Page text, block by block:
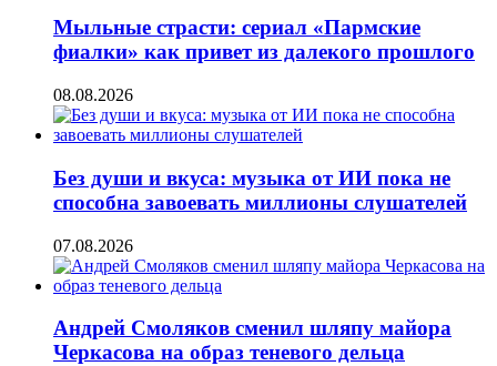
Мыльные страсти: сериал «Пармские
фиалки» как привет из далекого прошлого
08.08.2026
Без души и вкуса: музыка от ИИ пока не
способна завоевать миллионы слушателей
07.08.2026
Андрей Смоляков сменил шляпу майора
Черкасова на образ теневого дельца